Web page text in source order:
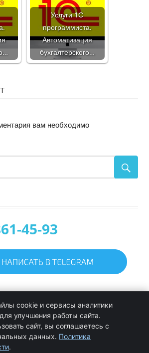
Услуги 1С
программиста.
Автоматизация
бухгалтерского…
вам необходимо
45-93
в 1С услуги
и сопровождения 1С
программиста 1С
cookie и сервисы аналитики
улучшения работы сайта.
сайт, вы соглашаетесь с
данных. Политика
.